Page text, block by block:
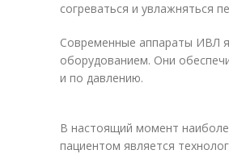
согреваться и увлажняться
Современные аппараты ИВЛ
оборудованием. Они
и по давлению.
В настоящий момент
пациентом является